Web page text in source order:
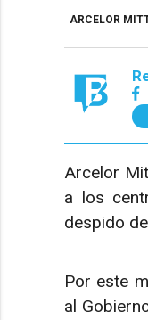
ARCELOR
Arcelor
a los
despido
Por este
al